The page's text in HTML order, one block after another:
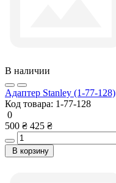
В наличии
Адаптер Stanley (1-77-128)
Код товара: 1-77-128
0
500 ₴ 425 ₴
В корзину